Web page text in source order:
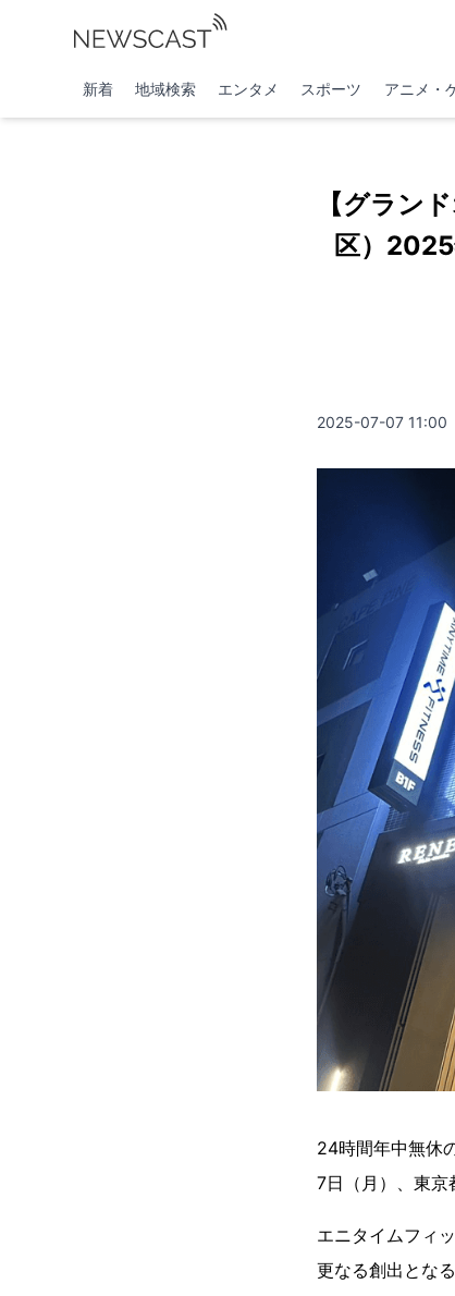
新着 地域検索 エンタメ スポーツ アニメ・
【グラン
区）
2025-07-07 11:00
24時間年中無休
7日（月）、東京
エニタイムフィ
更なる創出とな